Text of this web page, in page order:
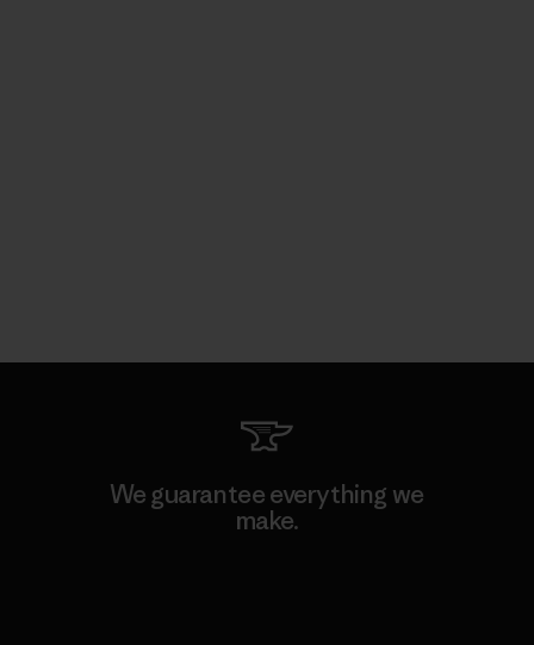
We guarantee everything we
make.